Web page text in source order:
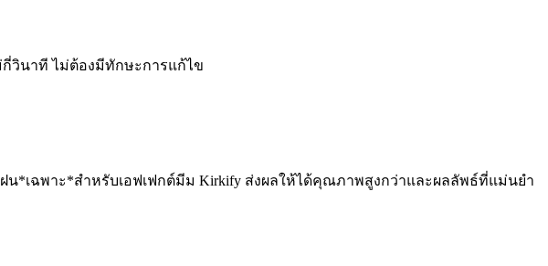
กี่วินาที ไม่ต้องมีทักษะการแก้ไข
น*เฉพาะ*สำหรับเอฟเฟกต์มีม Kirkify ส่งผลให้ได้คุณภาพสูงกว่าและผลลัพธ์ที่แม่นยำ